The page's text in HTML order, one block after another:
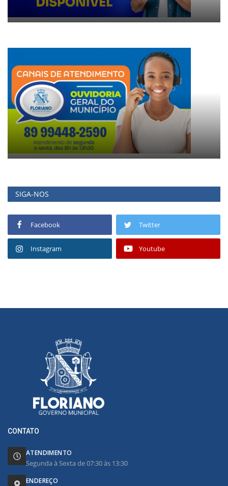
SIGA-NOS
Facebook Twitter
Instagram Youtube
CONTATO
ATENDIMENTO
Segunda à Sexta de 07:30 às 13:30
ENDEREÇO